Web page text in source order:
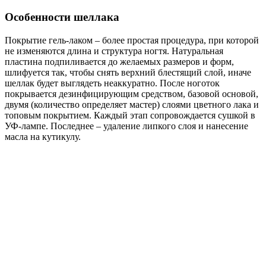
Особенности шеллака
Покрытие гель-лаком – более простая процедура, при которой
не изменяются длина и структура ногтя. Натуральная
пластина подпиливается до желаемых размеров и форм,
шлифуется так, чтобы снять верхний блестящий слой, иначе
шеллак будет выглядеть неаккуратно. После ноготок
покрывается дезинфицирующим средством, базовой основой,
двумя (количество определяет мастер) слоями цветного лака и
топовым покрытием. Каждый этап сопровождается сушкой в
УФ-лампе. Последнее – удаление липкого слоя и нанесение
масла на кутикулу.